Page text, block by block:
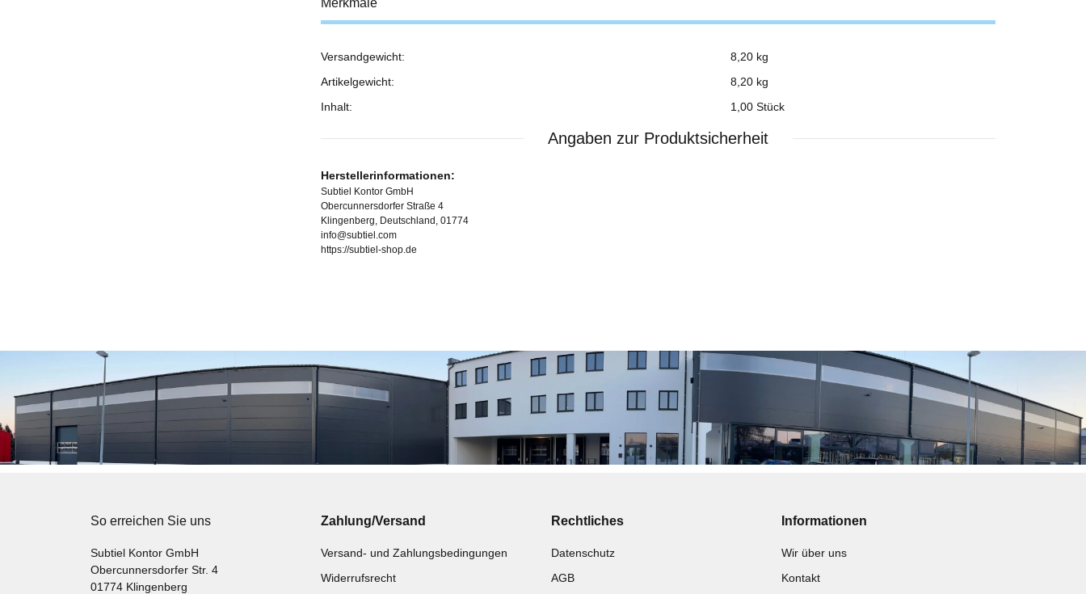
Merkmale
Produkteigenschaft
Wert
Versandgewicht:
8,20 kg
Artikelgewicht:
8,20 kg
Inhalt:
1,00 Stück
Angaben zur Produktsicherheit
Herstellerinformationen:
Subtiel Kontor GmbH
Obercunnersdorfer Straße 4
Klingenberg, Deutschland, 01774
info@subtiel.com
https://subtiel-shop.de
So erreichen Sie uns
Subtiel Kontor GmbH
Obercunnersdorfer Str. 4
01774 Klingenberg
Zahlung/Versand
Versand- und Zahlungsbedingungen
Widerrufsrecht
Rechtliches
Datenschutz
AGB
Informationen
Wir über uns
Kontakt